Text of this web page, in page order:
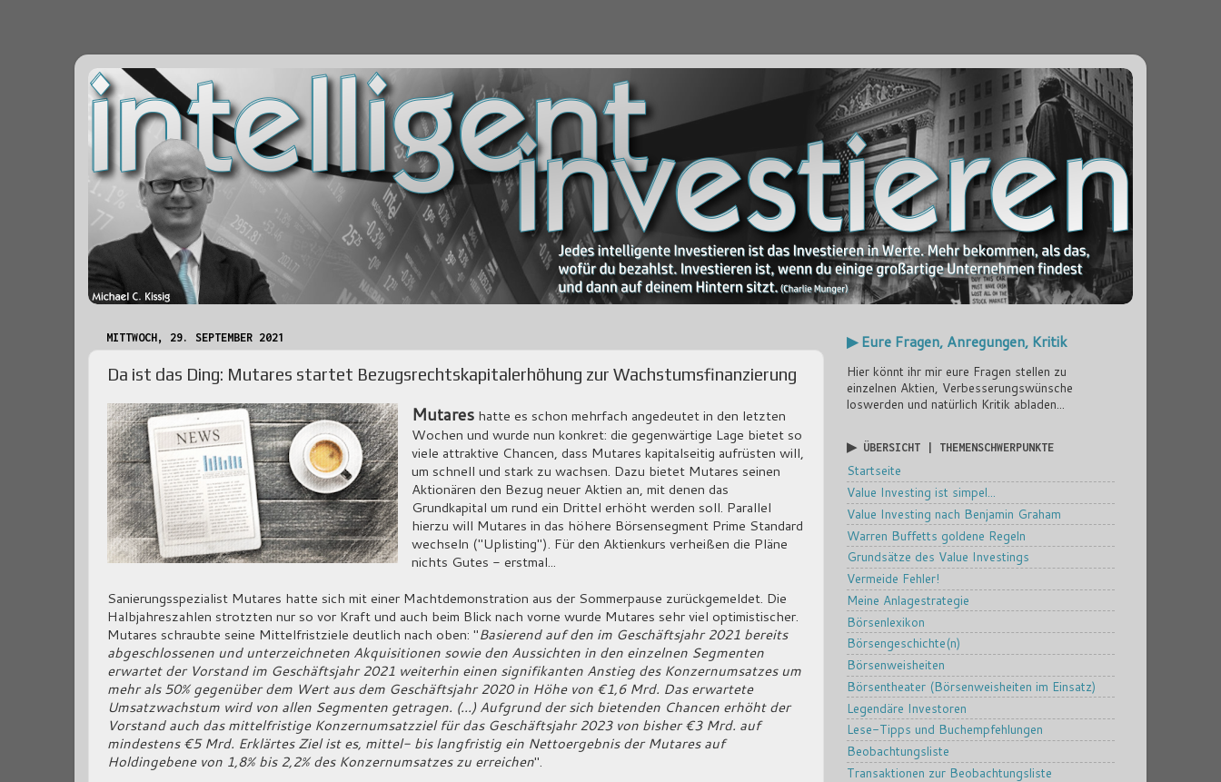
MITTWOCH, 29. SEPTEMBER 2021
Da ist das Ding: Mutares startet Bezugsrechtskapitalerhöhung zur Wachstumsfinanzierung
Mutareshatte es schon mehrfach angedeutet in den letzten
Wochen und wurde nun konkret: die gegenwärtige Lage bietet so
viele attraktive Chancen, dass Mutares kapitalseitig aufrüsten will,
um schnell und stark zu wachsen. Dazu bietet Mutares seinen
Aktionären den Bezug neuer Aktien an, mit denen das
Grundkapital um rund ein Drittel erhöht werden soll. Parallel
hierzu will Mutares in das höhere Börsensegment Prime Standard
wechseln ("Uplisting"). Für den Aktienkurs verheißen die Pläne
nichts Gutes - erstmal...
Sanierungsspezialist Mutares hatte sich mit einer Machtdemonstration aus der Sommerpause zurückgemeldet. Die
Halbjahreszahlen strotzten nur so vor Kraft und auch beim Blick nach vorne wurde Mutares sehr viel optimistischer.
Mutares schraubte seine Mittelfristziele deutlich nach oben: "Basierend auf den im Geschäftsjahr 2021 bereits
abgeschlossenen und unterzeichneten Akquisitionen sowie den Aussichten in den einzelnen Segmenten
erwartet der Vorstand im Geschäftsjahr 2021 weiterhin einen signifikanten Anstieg des Konzernumsatzes um
mehr als 50% gegenüber dem Wert aus dem Geschäftsjahr 2020 in Höhe von €1,6 Mrd. Das erwartete
Umsatzwachstum wird von allen Segmenten getragen. (...) Aufgrund der sich bietenden Chancen erhöht der
Vorstand auch das mittelfristige Konzernumsatzziel für das Geschäftsjahr 2023 von bisher €3 Mrd. auf
mindestens €5 Mrd. Erklärtes Ziel ist es, mittel- bis langfristig ein Nettoergebnis der Mutares auf
Holdingebene von 1,8% bis 2,2% des Konzernumsatzes zu erreichen".
▶ Eure Fragen, Anregungen, Kritik
Hier könnt ihr mir eure Fragen stellen zu
einzelnen Aktien, Verbesserungswünsche
loswerden und natürlich Kritik abladen...
▶ ÜBERSICHT | THEMENSCHWERPUNKTE
Startseite
Value Investing ist simpel...
Value Investing nach Benjamin Graham
Warren Buffetts goldene Regeln
Grundsätze des Value Investings
Vermeide Fehler!
Meine Anlagestrategie
Börsenlexikon
Börsengeschichte(n)
Börsenweisheiten
Börsentheater (Börsenweisheiten im Einsatz)
Legendäre Investoren
Lese-Tipps und Buchempfehlungen
Beobachtungsliste
Transaktionen zur Beobachtungsliste